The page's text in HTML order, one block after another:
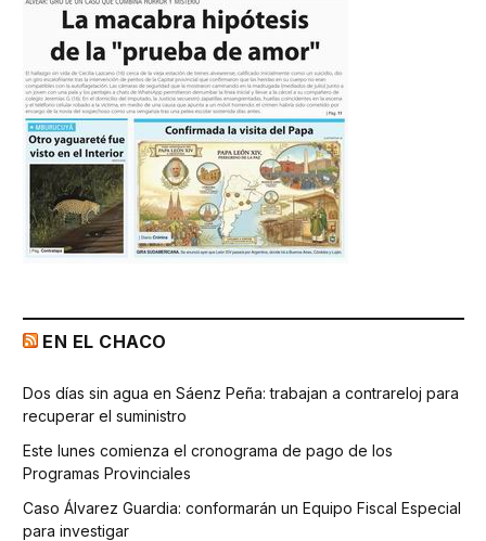
EN EL CHACO
Dos días sin agua en Sáenz Peña: trabajan a contrareloj para
recuperar el suministro
Este lunes comienza el cronograma de pago de los
Programas Provinciales
Caso Álvarez Guardia: conformarán un Equipo Fiscal Especial
para investigar